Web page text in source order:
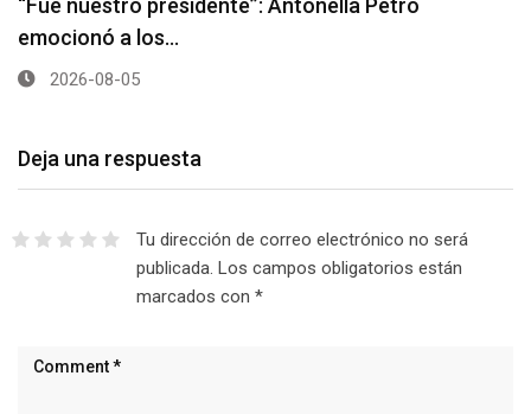
“Fue nuestro presidente”: Antonella Petro
emocionó a los…
2026-08-05
Deja una respuesta
Tu dirección de correo electrónico no será
publicada. Los campos obligatorios están
marcados con *